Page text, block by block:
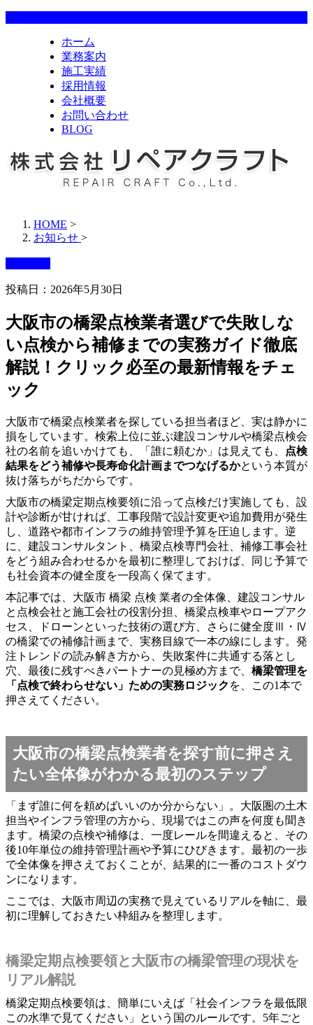
ホーム
業務案内
施工実績
採用情報
会社概要
お問い合わせ
BLOG
HOME >
お知らせ >
投稿日：2026年5月30日
大阪市の橋梁点検業者選びで失敗しな
い点検から補修までの実務ガイド徹底
解説！クリック必至の最新情報をチェ
ック
大阪市で橋梁点検業者を探している担当者ほど、実は静かに
損をしています。検索上位に並ぶ建設コンサルや橋梁点検会
社の名前を追いかけても、「誰に頼むか」は見えても、
点検
結果をどう補修や長寿命化計画までつなげるかという本質が
抜け落ちがちだからです。
大阪市の橋梁定期点検要領に沿って点検だけ実施しても、設
計や診断が甘ければ、工事段階で設計変更や追加費用が発生
し、道路や都市インフラの維持管理予算を圧迫します。逆
に、建設コンサルタント、橋梁点検専門会社、補修工事会社
をどう組み合わせるかを最初に整理しておけば、同じ予算で
も社会資本の健全度を一段高く保てます。
本記事では、大阪市 橋梁 点検 業者の全体像、建設コンサル
と点検会社と施工会社の役割分担、橋梁点検車やロープアク
セス、ドローンといった技術の選び方、さらに健全度Ⅲ・Ⅳ
の橋梁での補修計画まで、実務目線で一本の線にします。発
注トレンドの読み解き方から、失敗案件に共通する落とし
穴、最後に残すべきパートナーの見極め方まで、 橋梁管理を
「点検で終わらせない」ための実務ロジック を、この1本で
押さえてください。
大阪市の橋梁点検業者を探す前に押さえ
たい全体像がわかる最初のステップ
「まず誰に何を頼めばいいのか分からない」。大阪圏の土木
担当やインフラ管理の方から、現場ではこの声を何度も聞き
ます。橋梁の点検や補修は、一度レールを間違えると、その
後10年単位の維持管理計画や予算にひびきます。最初の一歩
で全体像を押さえておくことが、結果的に一番のコストダウ
ンになります。
ここでは、大阪市周辺の実務で見えているリアルを軸に、最
初に理解しておきたい枠組みを整理します。
橋梁定期点検要領と大阪市の橋梁管理の現状を
リアル解説
橋梁定期点検要領は、簡単にいえば「社会インフラを最低限
この水準で見てください」という国のルールです。5年ごと